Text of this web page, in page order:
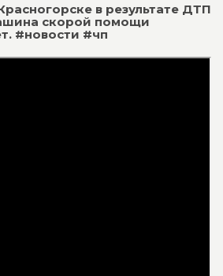
в результате ДТП
скорой помощи
#новости #чп